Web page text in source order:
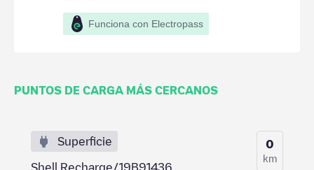
Funciona con Electropass
PUNTOS DE CARGA MÁS CERCANOS
Superficie
Shell Recharge/19B91436
0
km